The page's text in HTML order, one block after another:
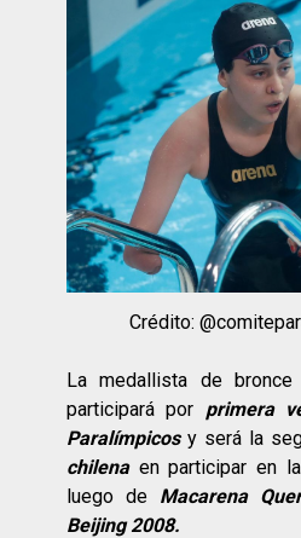
Crédito:
La medallista de bronce
participará por primera
Paralímpicosy será la
chilenaen participar en
luego de Macarena
Beijing 2008.